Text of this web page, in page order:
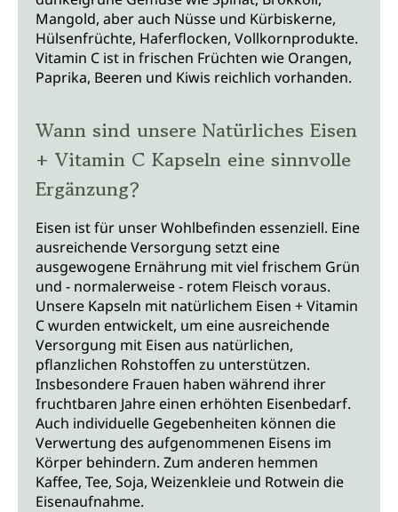
Mangold, aber auch Nüsse und Kürbiskerne,
Hülsenfrüchte, Haferflocken, Vollkornprodukte.
Vitamin C ist in frischen Früchten wie Orangen,
Paprika, Beeren und Kiwis reichlich vorhanden.
Wann sind unsere Natürliches Eisen
+ Vitamin C Kapseln eine sinnvolle
Ergänzung?
Eisen ist für unser Wohlbefinden essenziell. Eine
ausreichende Versorgung setzt eine
ausgewogene Ernährung mit viel frischem Grün
und - normalerweise - rotem Fleisch voraus.
Unsere Kapseln mit natürlichem Eisen + Vitamin
C wurden entwickelt, um eine ausreichende
Versorgung mit Eisen aus natürlichen,
pflanzlichen Rohstoffen zu unterstützen.
Insbesondere Frauen haben während ihrer
fruchtbaren Jahre einen erhöhten Eisenbedarf.
Auch individuelle Gegebenheiten können die
Verwertung des aufgenommenen Eisens im
Körper behindern. Zum anderen hemmen
Kaffee, Tee, Soja, Weizenkleie und Rotwein die
Eisenaufnahme.